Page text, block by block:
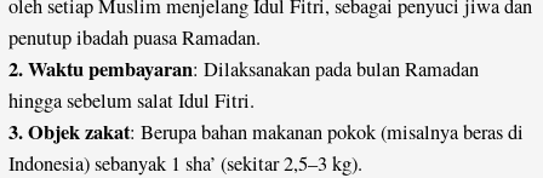
oleh setiap Muslim menjelang Idul Fitri, sebagai penyuci jiwa dan
penutup ibadah puasa Ramadan.
2. Waktu pembayaran: Dilaksanakan pada bulan Ramadan
hingga sebelum salat Idul Fitri.
3.Objek zakat: Berupa bahan makanan pokok (misalnya beras di
Indonesia) sebanyak 1 sha’ (sekitar 2,5–3 kg).